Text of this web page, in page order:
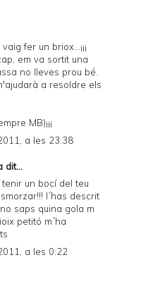
fer un briox...¡¡¡
em va sortit una
no lleves prou bé.
a resoldre els
MB)¡¡¡
a les 23:38
dit...
tenir un bocí del teu
l´has descrit
saps quina gola m
petitó m´ha
a les 0:22